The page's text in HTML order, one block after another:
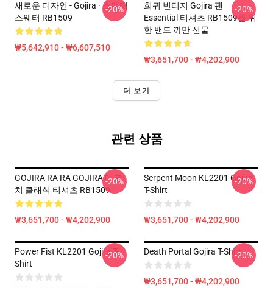
새로운 디자인 - Gojira · 스웨터
스웨터 RB1509
₩5,642,910 - ₩6,607,510
-20%
희귀 빈티지 Gojira 팬
Essential 티셔츠 RB1509를 위
한 밴드 까만 선물
₩3,651,700 - ₩4,202,900
-20%
더 보기
관련 상품
GOJIRA RA RA GOJIRA 메르
치 클래식 티셔츠 RB1509
₩3,651,700 - ₩4,202,900
-20%
Serpent Moon KL2201 Gojira
T-Shirt
₩3,651,700 - ₩4,202,900
-20%
Power Fist KL2201 Gojira T-
Shirt
-20% Death Portal Gojira T-Shirt
₩3,651,700 - ₩4,202,900
-20%